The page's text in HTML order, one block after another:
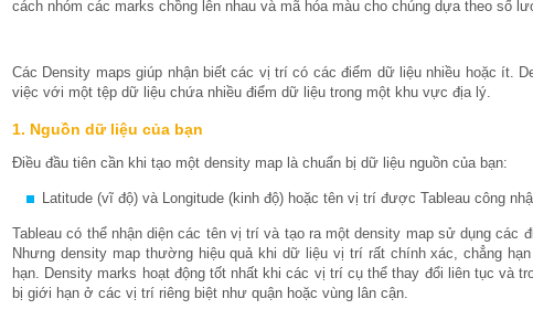
cách nhóm các marks chồng lên nhau và mã hóa màu cho chúng dựa theo số
Các Density maps giúp nhận biết các vị trí có các điểm dữ liệu nhiều hoặc ít.
việc với một tệp dữ liệu chứa nhiều điểm dữ liệu trong một khu vực địa lý.
1. Nguồn dữ liệu của bạn
Điều đầu tiên cần khi tạo một density map là chuẩn bị dữ liệu nguồn của bạn:
Latitude (vĩ độ) và Longitude (kinh độ) hoặc tên vị trí được Tableau công
Tableau có thể nhận diện các tên vị trí và tạo ra một density map sử dụng các
Nhưng density map thường hiệu quả khi dữ liệu vị trí rất chính xác, chẳng
hạn. Density marks hoạt động tốt nhất khi các vị trí cụ thể thay đổi liên tục và
bị giới hạn ở các vị trí riêng biệt như quận hoặc vùng lân cận.